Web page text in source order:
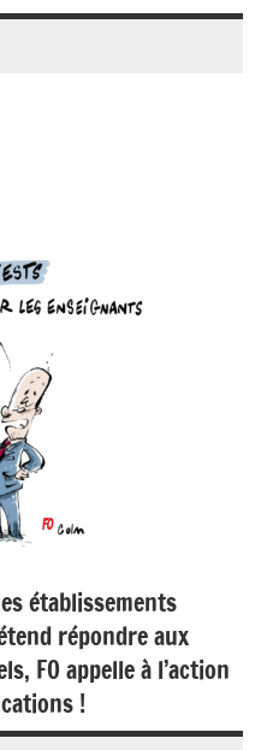
établissements
répondre aux
FO appelle à l’action
!